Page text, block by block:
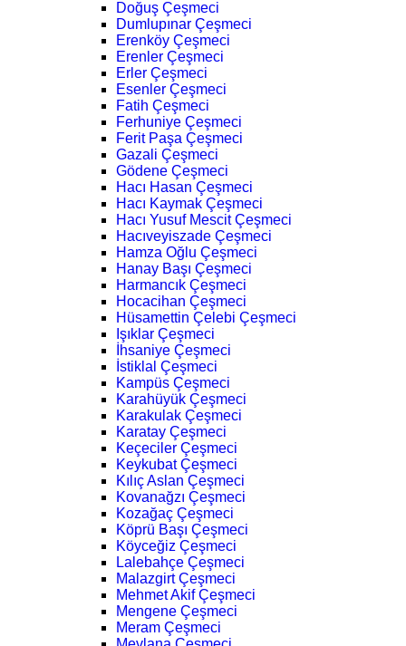
Doğuş Çeşmeci
Dumlupınar Çeşmeci
Erenköy Çeşmeci
Erenler Çeşmeci
Erler Çeşmeci
Esenler Çeşmeci
Fatih Çeşmeci
Ferhuniye Çeşmeci
Ferit Paşa Çeşmeci
Gazali Çeşmeci
Gödene Çeşmeci
Hacı Hasan Çeşmeci
Hacı Kaymak Çeşmeci
Hacı Yusuf Mescit Çeşmeci
Hacıveyiszade Çeşmeci
Hamza Oğlu Çeşmeci
Hanay Başı Çeşmeci
Harmancık Çeşmeci
Hocacihan Çeşmeci
Hüsamettin Çelebi Çeşmeci
Işıklar Çeşmeci
İhsaniye Çeşmeci
İstiklal Çeşmeci
Kampüs Çeşmeci
Karahüyük Çeşmeci
Karakulak Çeşmeci
Karatay Çeşmeci
Keçeciler Çeşmeci
Keykubat Çeşmeci
Kılıç Aslan Çeşmeci
Kovanağzı Çeşmeci
Kozağaç Çeşmeci
Köprü Başı Çeşmeci
Köyceğiz Çeşmeci
Lalebahçe Çeşmeci
Malazgirt Çeşmeci
Mehmet Akif Çeşmeci
Mengene Çeşmeci
Meram Çeşmeci